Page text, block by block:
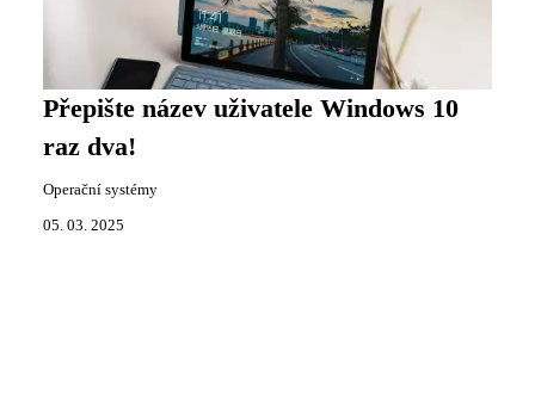
Přepište název uživatele Windows 10
raz dva!
Operační systémy
05. 03. 2025